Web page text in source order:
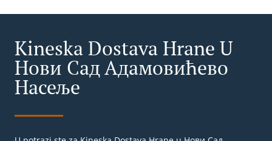
Kineska Dostava Hrane U
Нови Сад Адамовићево
Насеље